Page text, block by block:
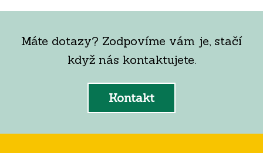
Máte dotazy? Zodpovíme vám je, stačí
když nás kontaktujete.
Kontakt